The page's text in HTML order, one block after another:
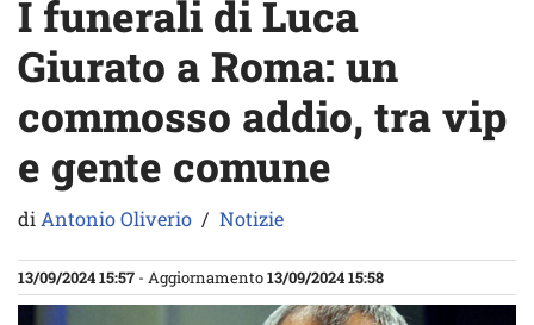
I funerali di Luca
Giurato a Roma: un
commosso addio, tra vip
e gente comune
diAntonio Oliverio Notizie
13/09/2024 15:57 - Aggiornamento13/09/2024 15:58